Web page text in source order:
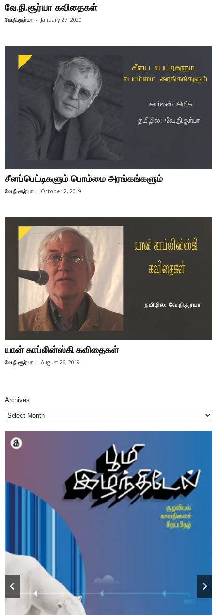
வே.நி.சூர்யா கவிதைகள்
வே.நி.சூர்யா - January 27, 2020
சீனப்பெட்டிகளும் பொம்மை அரங்கங்களும்
வே.நி.சூர்யா - October 2, 2019
யான் காப்லின்ஸ்கி கவிதைகள்
வே.நி.சூர்யா - August 26, 2019
Archives